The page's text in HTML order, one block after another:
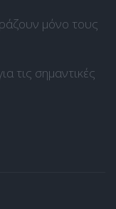
μόνο τους
τις σημαντικές